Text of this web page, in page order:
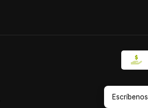
Escríbenos